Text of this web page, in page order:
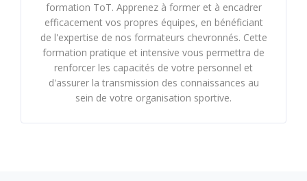
formation ToT. Apprenez à former et à encadrer
efficacement vos propres équipes, en bénéficiant
de l'expertise de nos formateurs chevronnés. Cette
formation pratique et intensive vous permettra de
renforcer les capacités de votre personnel et
d'assurer la transmission des connaissances au
sein de votre organisation sportive.